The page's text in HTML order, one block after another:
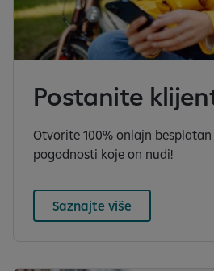
Postanite
Otvorite 100% onlajn
pogodnosti koje on nudi!
Saznajte više